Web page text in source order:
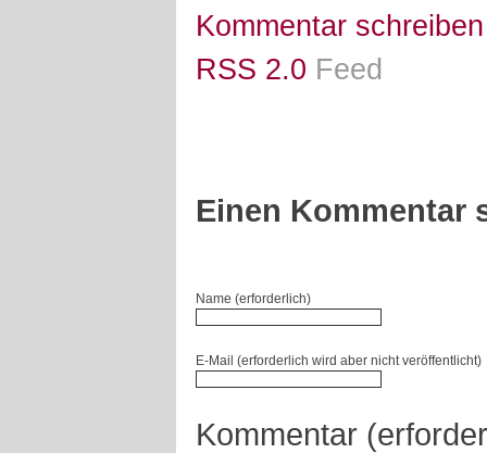
Kommentar schreiben
RSS 2.0 Feed
Einen Kommentar
Name (erforderlich)
E-Mail (erforderlich wird aber nicht veröffentlicht)
Kommentar